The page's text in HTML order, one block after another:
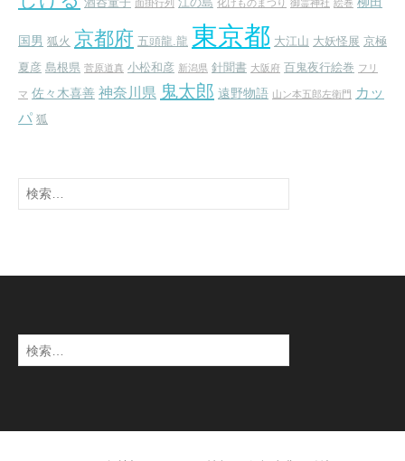
酒呑童子 面掛行列 江の島 化けものまつり 御霊神社 絵巻
国男 狐火 京都府 五頭龍.龍 東京都 大江山 大妖怪展 京極
夏彦 島根県 菅原道真 小松和彦 新潟県 針聞書 大阪府 百鬼夜行絵巻 フリ
マ 佐々木喜善 神奈川県 鬼太郎 遠野物語 山ン本五郎左衛門
カッ
パ 狐
検
索:
検
索: